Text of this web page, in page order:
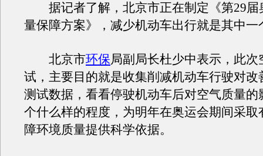
据记者了解，北京市正在制定《第29届
量保障方案》，减少机动车出行就是其中一
北京市环保局副局长杜少中表示，此次
试，主要目的就是收集削减机动车行驶对改
测试数据，看看停驶机动车后对空气质量的
个什么样的程度，为明年在奥运会期间采取
障环境质量提供科学依据。